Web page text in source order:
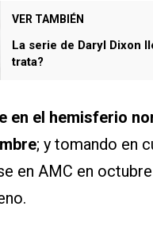
VER TAMBIÉN
La serie de Daryl Dixon
trata?
en el hemisferio
; y tomando en
en AMC en